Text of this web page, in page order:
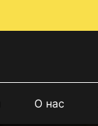
О нас